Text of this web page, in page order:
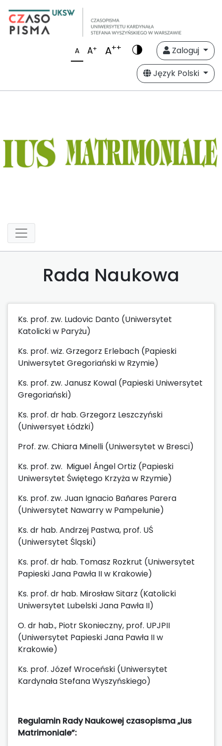
A A+ A++
Zaloguj
Język Polski
Rada Naukowa
Ks. prof. zw. Ludovic Danto (Uniwersytet
Katolicki w Paryżu)
Ks. prof. wiz. Grzegorz Erlebach (Papieski
Uniwersytet Gregoriański w Rzymie)
Ks. prof. zw. Janusz Kowal (Papieski Uniwersytet
Gregoriański)
Ks. prof. dr hab. Grzegorz Leszczyński
(Uniwersyet Łódzki)
Prof. zw. Chiara Minelli (Uniwersytet w Bresci)
Ks. prof. zw. Miguel Ángel Ortiz (Papieski
Uniwersytet Świętego Krzyża w Rzymie)
Ks. prof. zw. Juan Ignacio Bañares Parera
(Uniwersytet Nawarry w Pampelunie)
Ks. dr hab. Andrzej Pastwa, prof. UŚ
(Uniwersytet Śląski)
Ks. prof. dr hab. Tomasz Rozkrut (Uniwersytet
Papieski Jana Pawła II w Krakowie)
Ks. prof. dr hab. Mirosław Sitarz (Katolicki
Uniwersytet Lubelski Jana Pawła II)
O. dr hab., Piotr Skonieczny, prof. UPJPII
(Uniwersytet Papieski Jana Pawła II w
Krakowie)
Ks. prof. Józef Wroceński (Uniwersytet
Kardynała Stefana Wyszyńskiego)
Regulamin Rady Naukowej czasopisma „Ius
Matrimoniale”: